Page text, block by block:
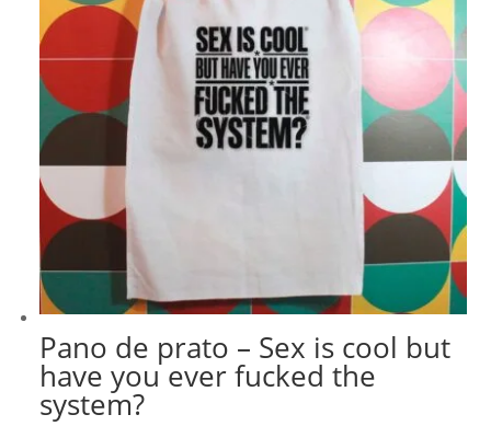
Pano de prato – Sex is cool but
have you ever fucked the
system?